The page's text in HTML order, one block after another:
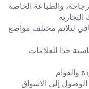
والطباعة الخاصة
لتلائم مختلف مواضع
وهي مناسبة جدًا للعلامات
والقوام
الوصول إلى الأسواق